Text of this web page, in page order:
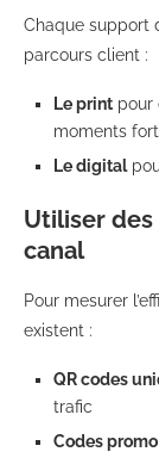
Chaque support
parcours client :
Le print pour
moments
Le digital
Utiliser
canal
Pour mesurer
existent :
QR codes
trafic
Codes